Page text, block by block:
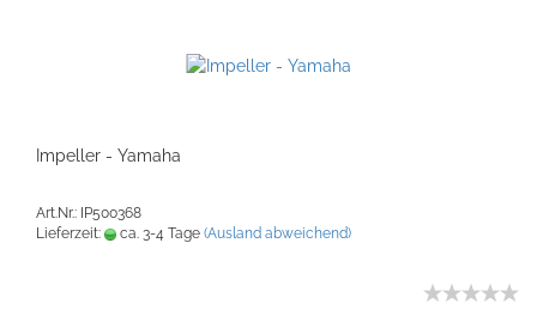
Impeller - Yamaha
Art.Nr.: IP500368
Lieferzeit:
ca. 3-4 Tage (Ausland abweichend)